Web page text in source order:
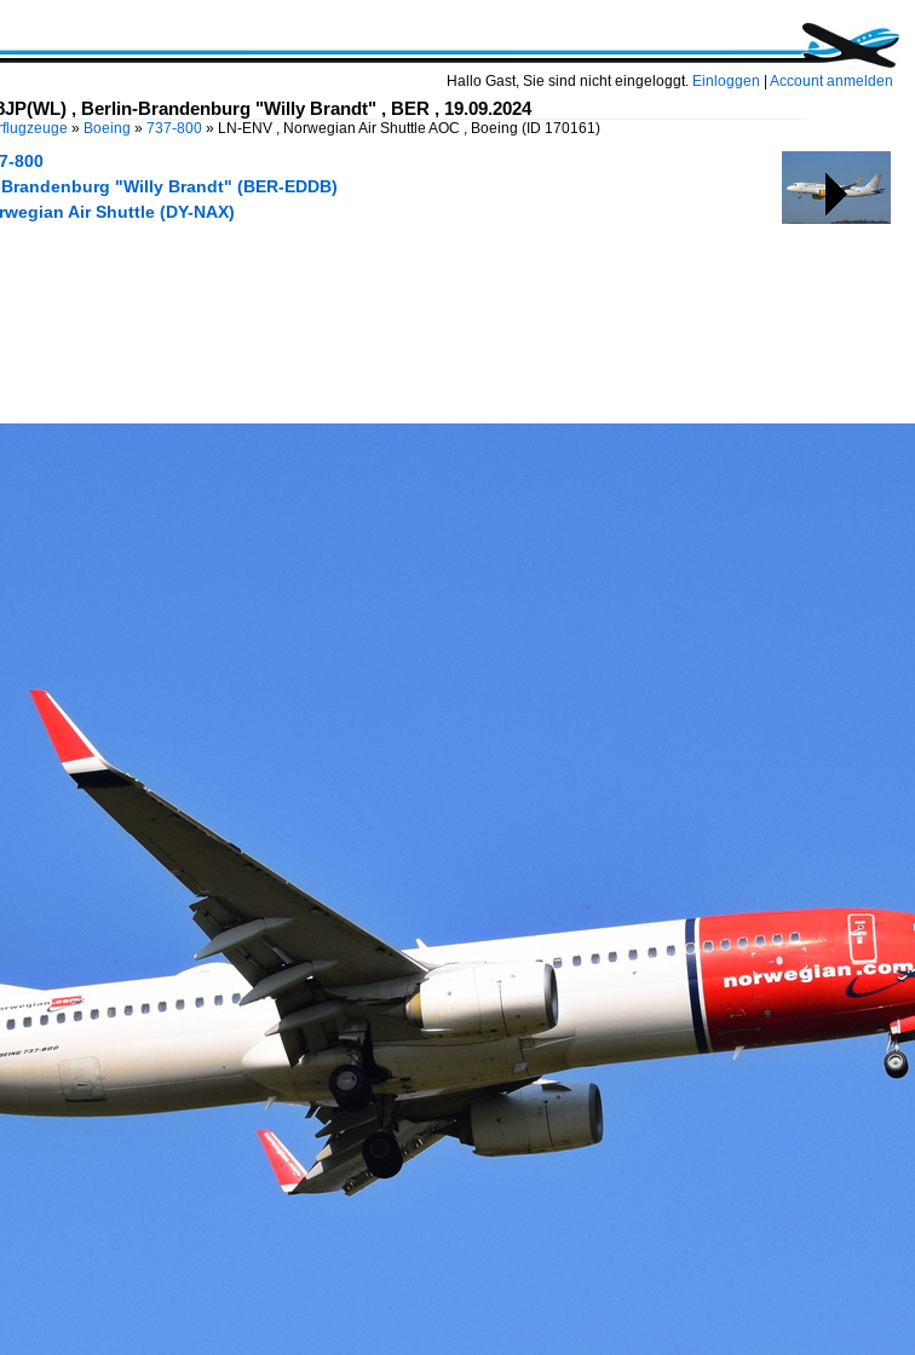
Hallo Gast, Sie sind nicht eingeloggt. Einloggen Account anmelden
, Berlin-Brandenburg "Willy Brandt" , BER , 19.09.2024
» Boeing » 737-800 » LN-ENV , Norwegian Air Shuttle AOC , Boeing (ID 170161)
800
"Willy Brandt" (BER-EDDB)
Air Shuttle (DY-NAX)